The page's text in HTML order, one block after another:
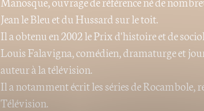
Jean le Bleu et du Hussard sur le toit.
Il a obtenu en 2002 le Prix d'histoire et de
Louis Falavigna, comédien, dramaturge et
auteur à la télévision.
Il a notamment écrit les séries de Rocambole,
Télévision.